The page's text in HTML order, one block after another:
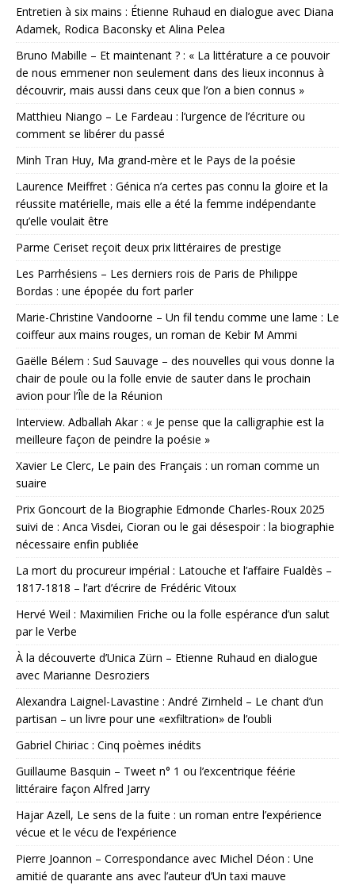
Entretien à six mains : Étienne Ruhaud en dialogue avec Diana
Adamek, Rodica Baconsky et Alina Pelea
Bruno Mabille – Et maintenant ? : « La littérature a ce pouvoir
de nous emmener non seulement dans des lieux inconnus à
découvrir, mais aussi dans ceux que l’on a bien connus »
Matthieu Niango – Le Fardeau : l’urgence de l’écriture ou
comment se libérer du passé
Minh Tran Huy, Ma grand-mère et le Pays de la poésie
Laurence Meiffret : Génica n’a certes pas connu la gloire et la
réussite matérielle, mais elle a été la femme indépendante
qu’elle voulait être
Parme Ceriset reçoit deux prix littéraires de prestige
Les Parrhésiens – Les derniers rois de Paris de Philippe
Bordas : une épopée du fort parler
Marie-Christine Vandoorne – Un fil tendu comme une lame : Le
coiffeur aux mains rouges, un roman de Kebir M Ammi
Gaëlle Bélem : Sud Sauvage – des nouvelles qui vous donne la
chair de poule ou la folle envie de sauter dans le prochain
avion pour l’Île de la Réunion
Interview. Adballah Akar : « Je pense que la calligraphie est la
meilleure façon de peindre la poésie »
Xavier Le Clerc, Le pain des Français : un roman comme un
suaire
Prix Goncourt de la Biographie Edmonde Charles-Roux 2025
suivi de : Anca Visdei, Cioran ou le gai désespoir : la biographie
nécessaire enfin publiée
La mort du procureur impérial : Latouche et l’affaire Fualdès –
1817-1818 – l’art d’écrire de Frédéric Vitoux
Hervé Weil : Maximilien Friche ou la folle espérance d’un salut
par le Verbe
À la découverte d’Unica Zürn – Etienne Ruhaud en dialogue
avec Marianne Desroziers
Alexandra Laignel-Lavastine : André Zirnheld – Le chant d’un
partisan – un livre pour une «exfiltration» de l’oubli
Gabriel Chiriac : Cinq poèmes inédits
Guillaume Basquin – Tweet n° 1 ou l’excentrique féérie
littéraire façon Alfred Jarry
Hajar Azell, Le sens de la fuite : un roman entre l’expérience
vécue et le vécu de l’expérience
Pierre Joannon – Correspondance avec Michel Déon : Une
amitié de quarante ans avec l’auteur d’Un taxi mauve